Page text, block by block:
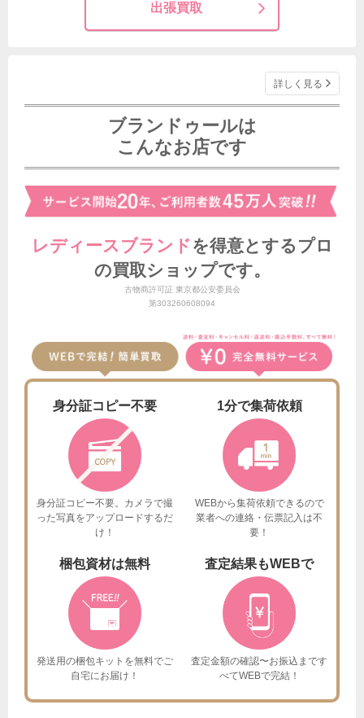
出張買取
詳しく見る
ブランドゥールは
こんなお店です
レディースブランド を得意とする プロ
の買取ショップです。
古物商許可証 東京都公安委員会
第303260608094
身分証コピー不要
身分証コピー不要。カメラで撮
った写真をアップロードするだ
け！
1分で集荷依頼
WEBから集荷依頼できるので
業者への連絡・伝票記入は不
要！
梱包資材は無料
発送用の梱包キットを無料でご
自宅にお届け！
査定結果もWEBで
査定金額の確認〜お振込まです
べてWEBで完結！